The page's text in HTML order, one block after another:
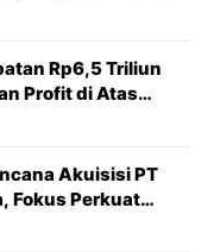
Rp6,5 Triliun
Profit di Atas
Akuisisi PT
Fokus Perkuat